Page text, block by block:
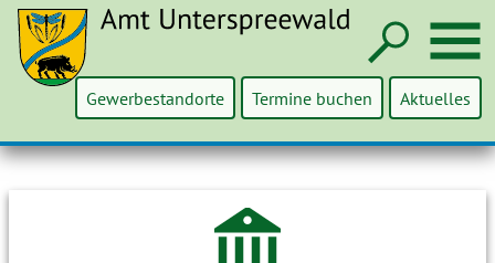
Gewerbestandorte Termine buchen Aktuelles